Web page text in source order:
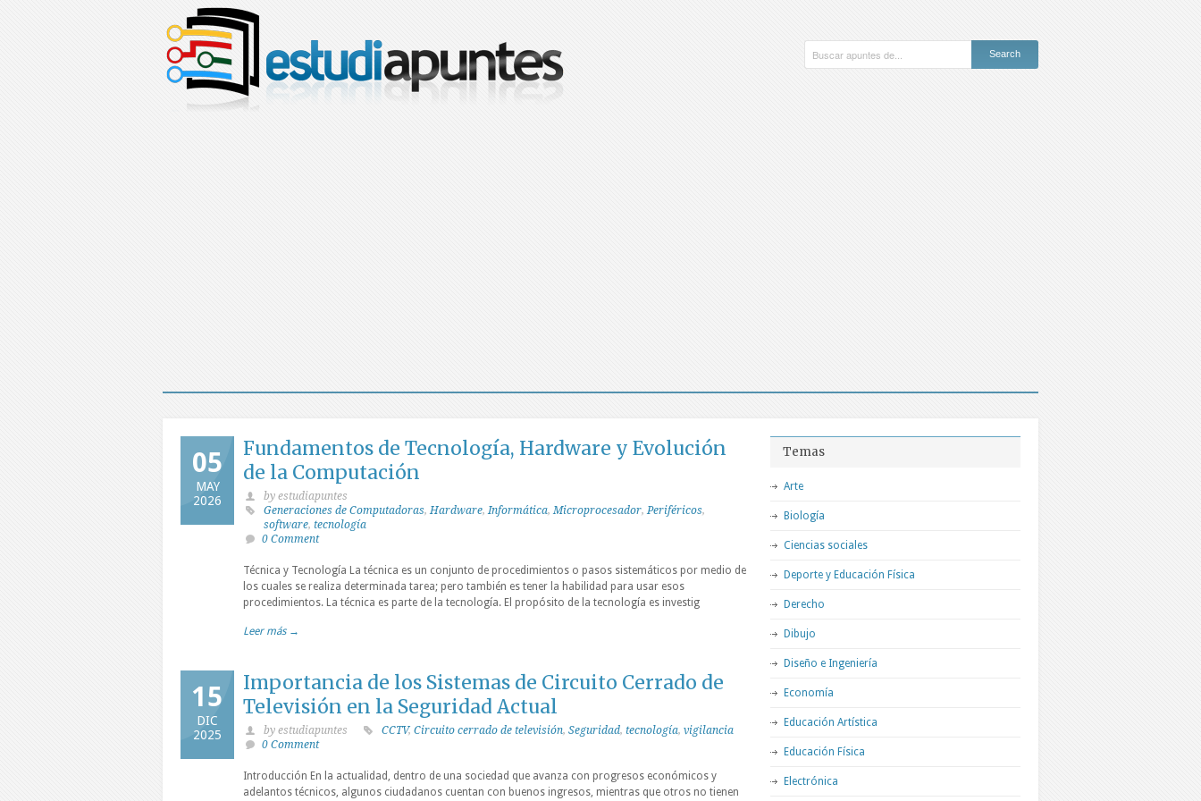
05
MAY
2026
Fundamentos de Tecnología, Hardware y Evolución
de la Computación
by estudiapuntes
Generaciones de Computadoras,Hardware,Informática,Microprocesador,Periféricos,
software, tecnología
0 Comment
Técnica y Tecnología La técnica es un conjunto de procedimientos o pasos sistemáticos por medio de
los cuales se realiza determinada tarea; pero también es tener la habilidad para usar esos
procedimientos. La técnica es parte de la tecnología. El propósito de la tecnología es investig
Leer más →
15
DIC
2025
Importancia de los Sistemas de Circuito Cerrado de
Televisión en la Seguridad Actual
by estudiapuntes CCTV, Circuito cerrado de televisión, Seguridad, tecnología, vigilancia
0 Comment
Introducción En la actualidad, dentro de una sociedad que avanza con progresos económicos y
adelantos técnicos, algunos ciudadanos cuentan con buenos ingresos, mientras que otros no tienen
Temas
Arte
Biología
Ciencias sociales
Deporte y Educación Física
Derecho
Dibujo
Diseño e Ingeniería
Economía
Educación Artística
Educación Física
Electrónica